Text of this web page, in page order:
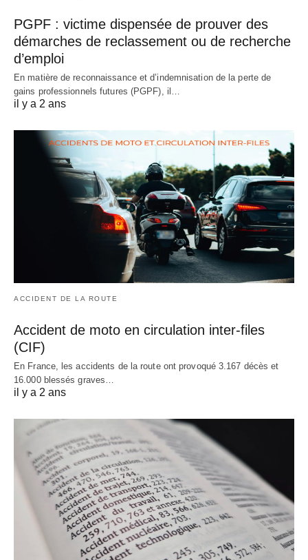
PGPF : victime dispensée de prouver des
démarches de reclassement ou de recherche
d’emploi
En matière de reconnaissance et d’indemnisation de la perte de
gains professionnels futures (PGPF), il…
il y a 2 ans
ACCIDENT DE LA ROUTE
Accident de moto en circulation inter-files
(CIF)
En France, les accidents de la route ont provoqué 3.167 décès et
16.000 blessés graves…
il y a 2 ans